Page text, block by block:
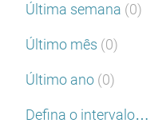
Última semana (0)
Último mês (0)
Último ano (0)
Defina o intervalo…